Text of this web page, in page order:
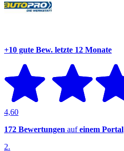
+10 gute Bew. letzte 12 Monate
4,60
172 Bewertungen aufeinem Portal
2.